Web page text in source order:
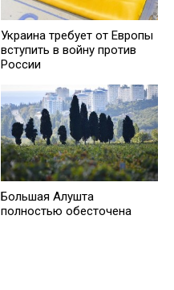
Украина требует от Европы
вступить в войну против
России
Большая Алушта
полностью обесточена